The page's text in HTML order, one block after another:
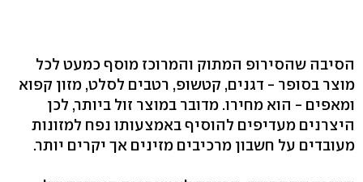
הסיבה שהסירופ המתוק והמרוכז מוסף כמעט לכל
מוצר בסופר - דגנים, קטשופ, רטבים לסלט, מזון קפוא
ומאפים - הוא מחירו. מדובר במוצר זול ביותר, לכן
היצרנים מעדיפים להוסיף באמצעותו נפח למזונות
מעובדים על חשבון מרכיבים מזינים אך יקרים יותר.